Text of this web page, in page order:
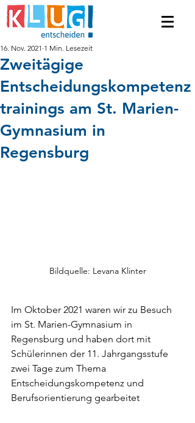
Zweitägige
Entscheidungskompetenz
trainings am St. Marien-
Gymnasium in
Regensburg
16. Nov. 2021 1 Min. Lesezeit
Bildquelle: Levana Klinter
Im Oktober 2021 waren wir zu Besuch
im St. Marien-Gymnasium in
Regensburg und haben dort mit
Schülerinnen der 11. Jahrgangsstufe
zwei Tage zum Thema
Entscheidungskompetenz und
Berufsorientierung gearbeitet